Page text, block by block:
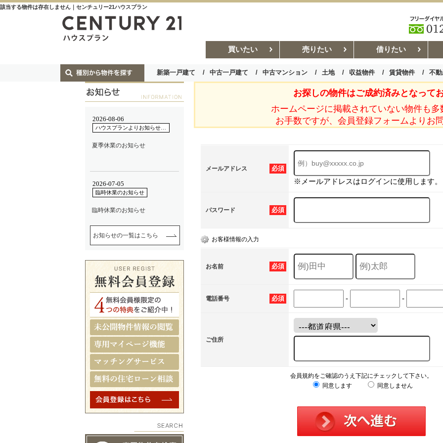
該当する物件は存在しません｜センチュリー21ハウスプラン
買いたい 売りたい 借りたい
新築一戸建て 中古一戸建て 中古マンション 土地 収益物件 賃貸物件 不
お部屋探しコラム 賃貸管理コ
お探しの物件はご成約済みとなってお
ホームページに掲載されていない物件も多
お手数ですが、会員登録フォームよりお
必須
メールアドレス
※メールアドレスはログインに使用します。
必須
パスワード
お客様情報の入力
必須
お名前
必須
電話番号 - -
ご住所
会員規約をご確認のうえ下記にチェックして下さい。
同意します
同意しません
お知らせの一覧はこちら